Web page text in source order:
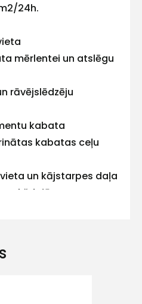
24h.
mērlentei un atslēgu
rāvējslēdzēju
kabata
kabatas ceļu
un kājstarpes daļa
mums!
Atbildēsim
pēc
iespējas
ātrāk
Vārds